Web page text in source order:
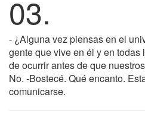
03.
- ¿Alguna vez piensas en el
gente que vive en él y en
de ocurrir antes de que
No. -Bostecé. Qué encanto.
comunicarse.